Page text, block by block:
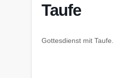
Taufe
Gottesdienst mit Taufe.